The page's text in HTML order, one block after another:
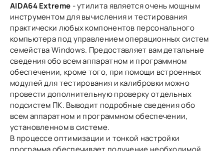
AIDA64 Extreme - утилита является очень мощным
инструментом для вычисления и тестирования
практически любых компонентов персонального
компьютера под управлением операционных систем
семейства Windows. Предоставляет вам детальные
сведения обо всем аппаратном и программном
обеспечении, кроме того, при помощи встроенных
модулей для тестирования и калибровки можно
провести дополнительную проверку отдельных
подсистем ПК. Выводит подробные сведения обо
всем аппаратном и программном обеспечении,
установленном в системе.
В процессе оптимизации и тонкой настройки